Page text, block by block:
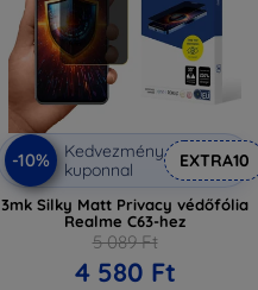
-10%
Kedvezmény
kuponnal
EXTRA10
3mk Silky Matt Privacy védőfólia
Realme C63-hez
5 089 Ft
4 580 Ft